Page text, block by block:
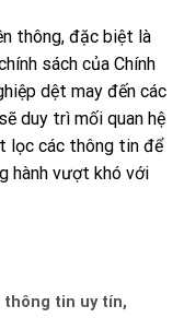
thông, đặc biệt là
sách của Chính
dệt may đến các
duy trì mối quan hệ
lọc các thông tin để
hành vượt khó với
thông tin uy tín,